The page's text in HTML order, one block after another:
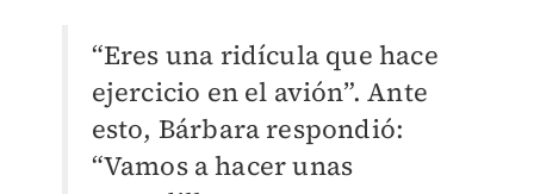
“Eres una ridícula que hace
ejercicio en el avión”. Ante
esto, Bárbara respondió:
“Vamos a hacer unas